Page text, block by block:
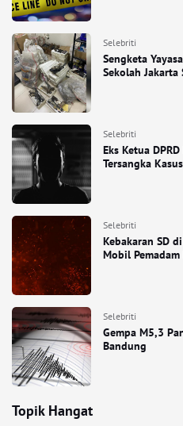
Selebriti
Sengketa
Sekolah Jakarta
Selebriti
Eks Ketua
Tersangka
Selebriti
Kebakaran SD
Mobil
Selebriti
Gempa M5,3
Bandung
Topik Hangat